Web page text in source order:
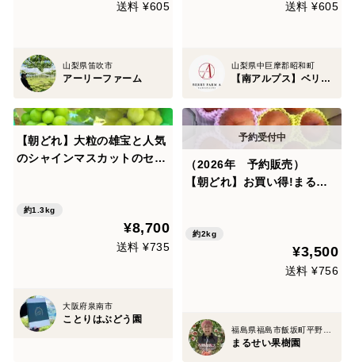
送料 ¥605
山梨県笛吹市
アーリーファーム
送料 ¥605
山梨県中巨摩郡昭和町
【南アルプス】ベリーファーム
【朝どれ】大粒の雄宝と人気
のシャインマスカットのセッ
約1.3kg
¥8,700
送料 ¥735
大阪府泉南市
ことりはぶどう園
（2026年 予約販売）
【朝どれ】お買い得!まるせ
g(6～11玉入り)自家用 贈答
約2kg
¥3,500
送料 ¥756
まるせい果樹園